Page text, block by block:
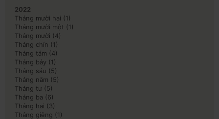
2022
Tháng mười hai (1)
Tháng mười một (1)
Tháng mười (4)
Tháng chín (1)
Tháng tám (4)
Tháng bảy (1)
Tháng sáu (5)
Tháng năm (5)
Tháng tư (5)
Tháng ba (6)
Tháng hai (3)
Tháng giêng (1)